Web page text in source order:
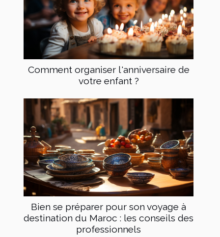
Comment organiser l'anniversaire de
votre enfant ?
Bien se préparer pour son voyage à
destination du Maroc : les conseils des
professionnels